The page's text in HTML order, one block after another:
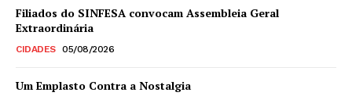
Filiados do SINFESA convocam Assembleia Geral
Extraordinária
CIDADES 05/08/2026
Um Emplasto Contra a Nostalgia